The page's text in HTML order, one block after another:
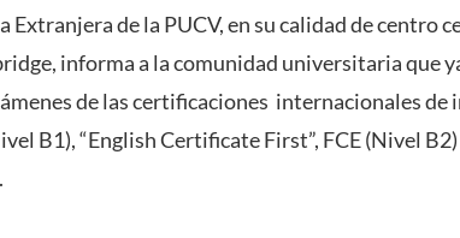
Extranjera de la PUCV, en su calidad de centro
informa a la comunidad universitaria que
de las certificaciones internacionales de
B1), “English Certificate First”, FCE (Nivel